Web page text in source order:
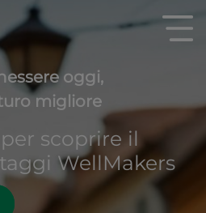
oggi,
migliore
per scoprire il
WellMakers